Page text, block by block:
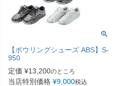
【ボウリングシューズ ABS】S-
950
定価 ¥13,200のところ
当店特別価格 ¥9,000税込